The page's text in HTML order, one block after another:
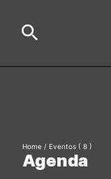
Formative Offer
Agenda
Home / Eventos ( 8 )